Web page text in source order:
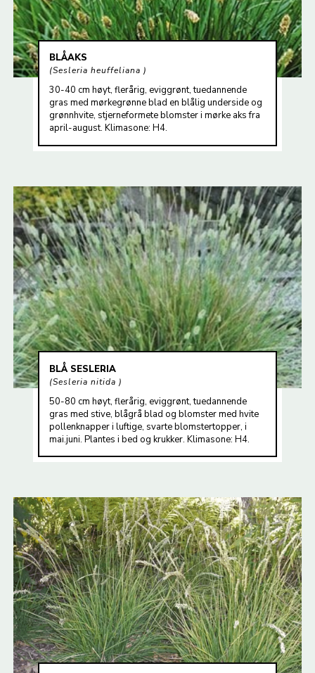
BLÅAKS
Sesleria heuffeliana
30-40 cm høyt, flerårig, eviggrønt, tuedannende
gras med mørkegrønne blad en blålig underside og
grønnhvite, stjerneformete blomster i mørke aks fra
april-august. Klimasone: H4.
BLÅ SESLERIA
Sesleria nitida
50-80 cm høyt, flerårig, eviggrønt, tuedannende
gras med stive, blågrå blad og blomster med hvite
pollenknapper i luftige, svarte blomstertopper, i
mai.juni. Plantes i bed og krukker. Klimasone: H4.